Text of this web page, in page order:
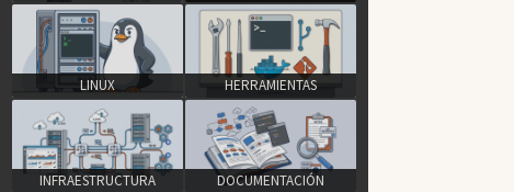
LINUX HERRAMIENTAS
INFRAESTRUCTURA DOCUMENTACIÓN